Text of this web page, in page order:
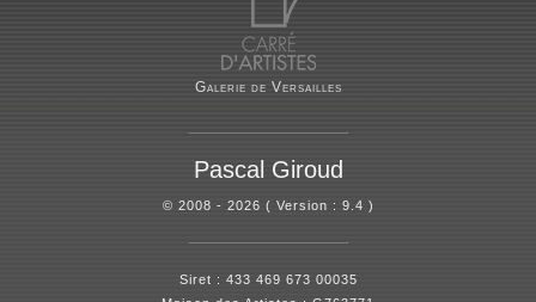
Galerie de Versailles
Pascal Giroud
© 2008 - 2026 ( Version : 9.4 )
Siret : 433 469 673 00035